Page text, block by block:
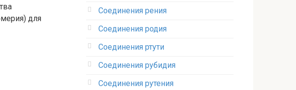
для
Соединения рения‎
Соединения родия‎
Соединения ртути‎
Соединения рубидия‎
Соединения рутения‎